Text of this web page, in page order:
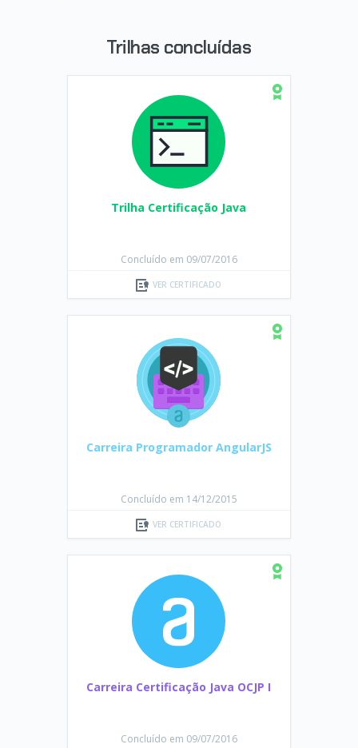
Trilhas concluídas
Trilha Certificação Java
Concluído em 09/07/2016
VER CERTIFICADO
Carreira Programador AngularJS
Concluído em 14/12/2015
VER CERTIFICADO
Carreira Certificação Java OCJP I
Concluído em 09/07/2016